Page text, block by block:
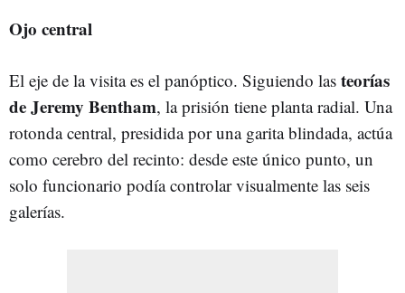
Ojo central
El eje de la visita es el panóptico. Siguiendo las teorías
de Jeremy Bentham, la prisión tiene planta radial. Una
rotonda central, presidida por una garita blindada, actúa
como cerebro del recinto: desde este único punto, un
solo funcionario podía controlar visualmente las seis
galerías.